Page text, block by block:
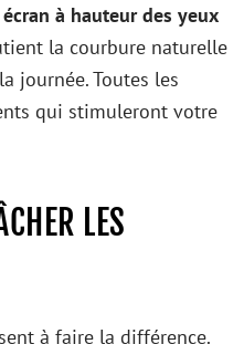
à hauteur des yeux
la courbure naturelle
journée. Toutes les
qui stimuleront votre
LES
à faire la différence.